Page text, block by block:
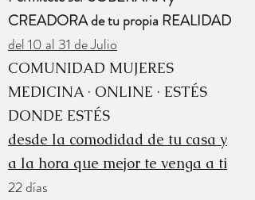
CREADORA de tu propia REALIDAD
del 10 al 31 de Julio
COMUNIDAD MUJERES
MEDICINA · ONLINE · ESTÉS
DONDE ESTÉS
desde la comodidad de tu casa y
a la hora que mejor te venga a ti
22 días